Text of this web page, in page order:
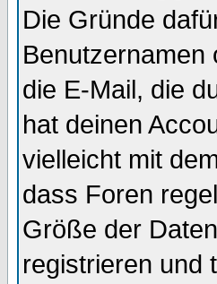
Die Gründe
Benutzernamen
die E-Mail, die
hat deinen
vielleicht mit
dass Foren
Größe der
registrieren und